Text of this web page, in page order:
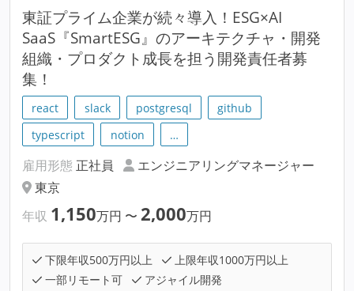
東証プライム企業が続々導入！ESG×AI
SaaS『SmartESG』のアーキテクチャ・開発
組織・プロダクト成長を担う開発責任者募
集！
react slack postgresql
github
typescript
notion …
雇用形態 正社員
エンジニアリングマネージャー
東京
年収 1,150万円 〜 2,000万円
下限年収500万円以上
上限年収1000万円以上
一部リモート可
アジャイル開発